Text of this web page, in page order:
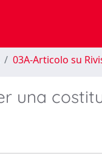
03A-Articolo su
una